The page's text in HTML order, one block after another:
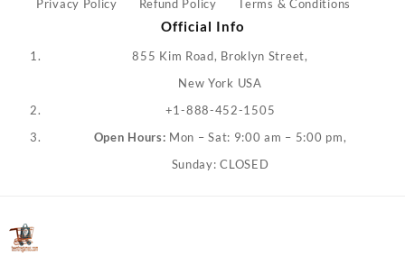
Privacy Policy Refund Policy Terms & Conditions
Official Info
855 Kim Road, Broklyn Street,
New York USA
+1-888-452-1505
Open Hours: Mon – Sat: 9:00 am – 5:00 pm,
Sunday: CLOSED